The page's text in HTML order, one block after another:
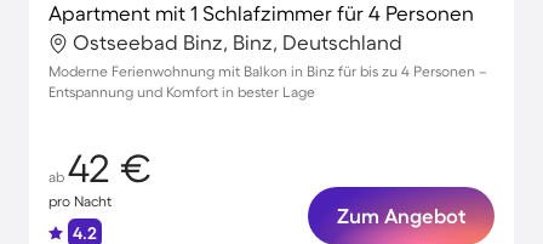
Apartment mit 1 Schlafzimmer für 4 Personen
Ostseebad Binz, Binz, Deutschland
Moderne Ferienwohnung mit Balkon in Binz für bis zu 4 Personen –
Entspannung und Komfort in bester Lage
ab 42 €
pro Nacht
4.2
Zum Angebot